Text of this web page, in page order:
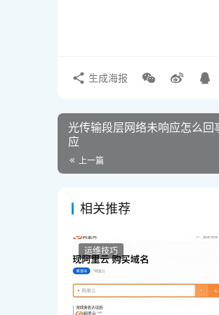
生成海报
光传输段层网络未响应怎么
应
上一篇
相关推荐
运维技巧